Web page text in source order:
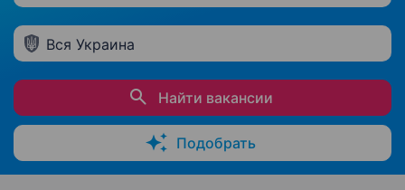
Вся Украина
Найти вакансии
Подобрать